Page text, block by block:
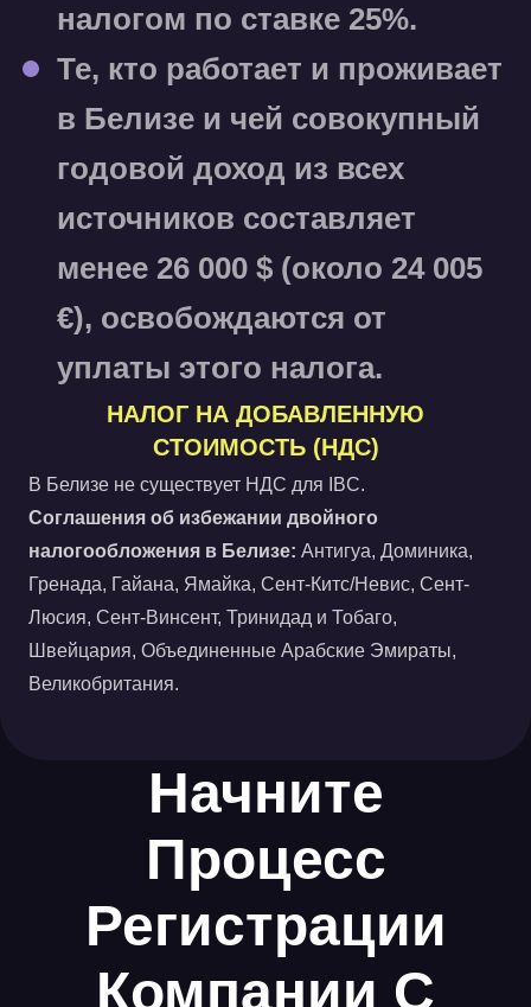
налогом по ставке 25%.
Те, кто работает и проживает
в Белизе и чей совокупный
годовой доход из всех
источников составляет
менее 26 000 $ (около 24 005
€), освобождаются от
уплаты этого налога.
НАЛОГ НА ДОБАВЛЕННУЮ
СТОИМОСТЬ (НДС)
В Белизе не существует НДС для IBC.
Соглашения об избежании двойного
налогообложения в Белизе: Антигуа, Доминика,
Гренада, Гайана, Ямайка, Сент-Китс/Невис, Сент-
Люсия, Сент-Винсент, Тринидад и Тобаго,
Швейцария, Объединенные Арабские Эмираты,
Великобритания.
Начните
Процесс
Регистрации
Компании С